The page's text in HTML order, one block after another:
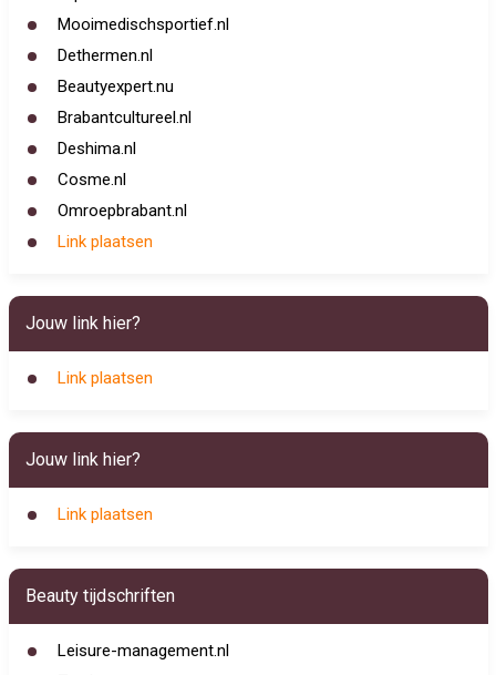
Mooimedischsportief.nl
Dethermen.nl
Beautyexpert.nu
Brabantcultureel.nl
Deshima.nl
Cosme.nl
Omroepbrabant.nl
Link plaatsen
Jouw link hier?
Link plaatsen
Jouw link hier?
Link plaatsen
Beauty tijdschriften
Leisure-management.nl